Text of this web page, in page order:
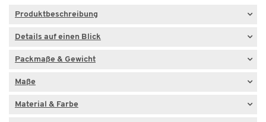
Produktbeschreibung
Details auf einen Blick
Packmaße & Gewicht
Maße
Material & Farbe